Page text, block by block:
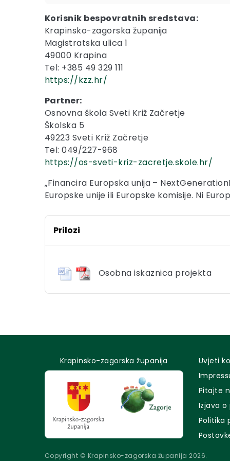
Korisnik bespovratnih sredstava:
Krapinsko-zagorska županija
Magistratska ulica 1
49000 Krapina
Tel: +385 49 329 111
https://kzz.hr/
Partner:
Osnovna škola Sveti Križ Začretje
Školska 5
49223 Sveti Križ Začretje
Tel: 049/227-968
https://os-sveti-kriz-zacretje.skole.hr/
„Financira Europska unija –
Europske unije ili Europske komisije. Ni
Prilozi
Osobna iskaznica projekta
Krapinsko-zagorska županija
Uvjeti
Pitajte
Izjava
Politika
Copyright © Krapinsko-zagorska županija 2026.